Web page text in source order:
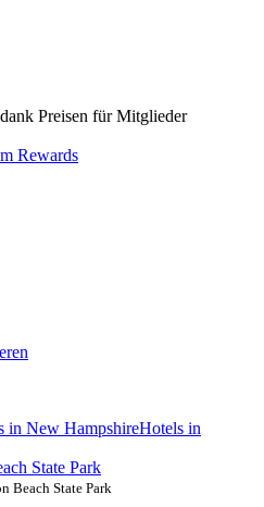
Preisen für Mitglieder
Rewards
in New HampshireHotels in
State Park
Beach State Park